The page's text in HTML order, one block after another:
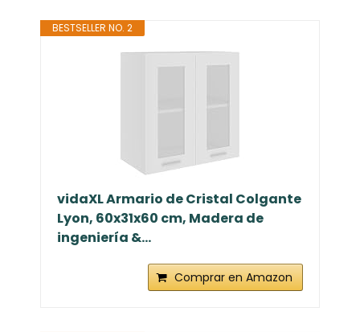
BESTSELLER NO. 2
vidaXL Armario de Cristal Colgante
Lyon, 60x31x60 cm, Madera de
ingeniería &...
Comprar en Amazon